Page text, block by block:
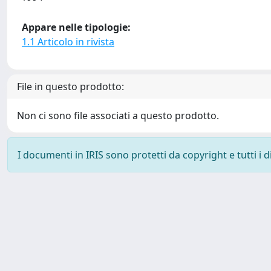
Appare nelle tipologie:
1.1 Articolo in rivista
File in questo prodotto:
Non ci sono file associati a questo prodotto.
I documenti in IRIS sono protetti da copyright e tutti i